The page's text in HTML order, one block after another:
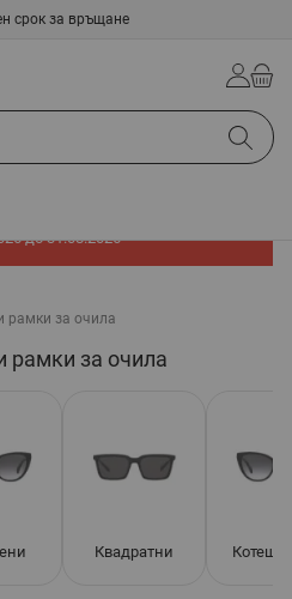
срок за връщане
до 31.08.2026
рамки за очила
рамки за очила
Квадратни